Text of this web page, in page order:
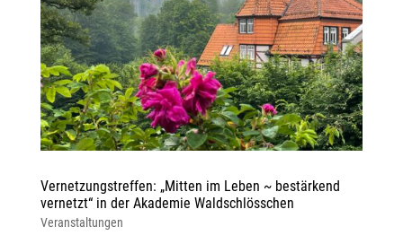
Vernetzungstreffen: „Mitten im Leben ~ bestärkend
vernetzt“ in der Akademie Waldschlösschen
Veranstaltungen